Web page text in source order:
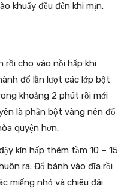
khuấy đều đến khi mịn.
rồi cho vào nồi hấp khi
đổ lần lượt các lớp bột
khoảng 2 phút rồi mới
là phần bột vàng nên đổ
quyện hơn.
kín hấp thêm tầm 10 – 15
ra. Đổ bánh vào đĩa rồi
miếng nhỏ và chiêu đãi